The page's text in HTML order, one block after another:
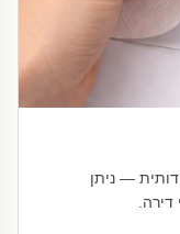
— ניתן
דירה.